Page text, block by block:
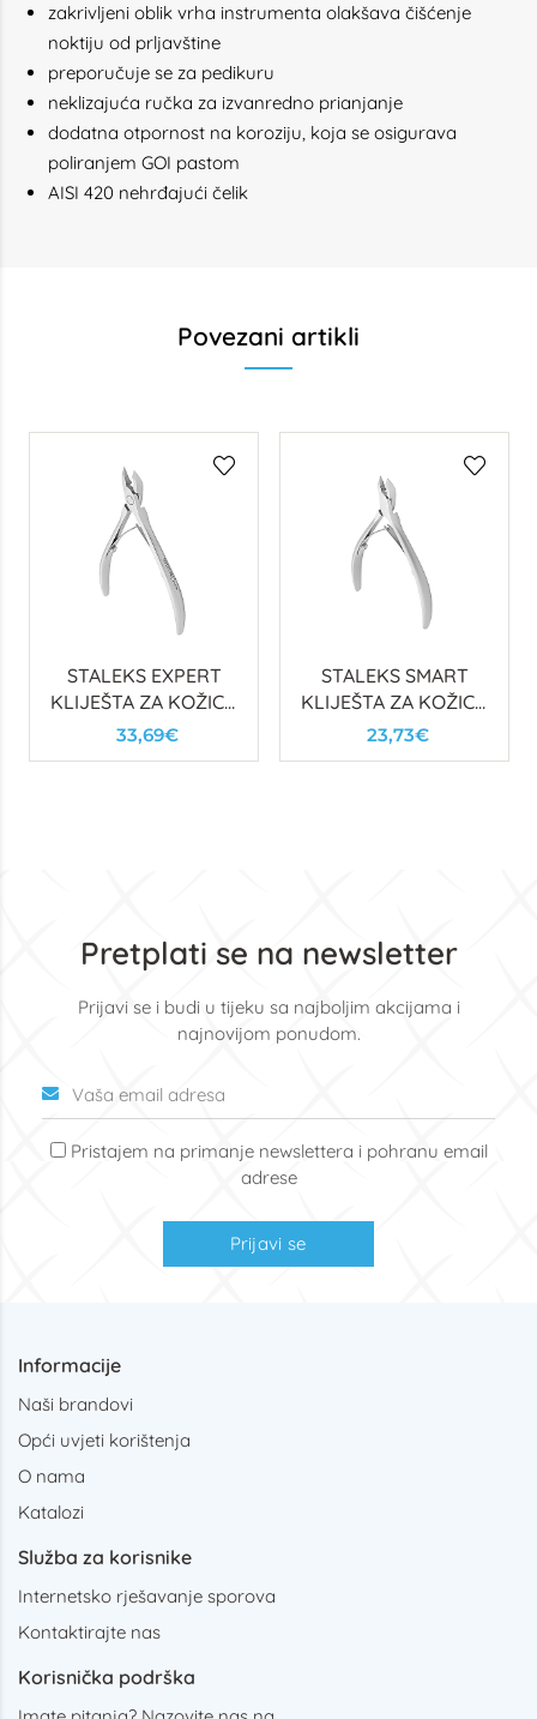
zakrivljeni oblik vrha instrumenta olakšava čišćenje
noktiju od prljavštine
preporučuje se za pedikuru
neklizajuća ručka za izvanredno prianjanje
dodatna otpornost na koroziju, koja se osigurava
poliranjem GOI pastom
AISI 420 nehrđajući čelik
Povezani artikli
STALEKS EXPERT
KLIJEŠTA ZA KOŽICU
90, 5MM
33,69€
STALEKS SMART
KLIJEŠTA ZA KOŽICU
31, 5mm
23,73€
Pretplati se na newsletter
Prijavi se i budi u tijeku sa najboljim akcijama i
najnovijom ponudom.
Pristajem na primanje newslettera i pohranu email
adrese
Prijavi se
Informacije
Naši brandovi
Opći uvjeti korištenja
O nama
Katalozi
Služba za korisnike
Internetsko rješavanje sporova
Kontaktirajte nas
Korisnička podrška